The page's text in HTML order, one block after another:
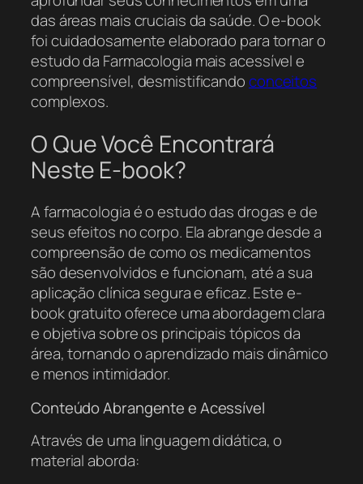
das áreas mais cruciais da saúde. O e-book
foi cuidadosamente elaborado para tornar o
estudo da Farmacologia mais acessível e
compreensível, desmistificandoconceitos
complexos.
O Que Você Encontrará
Neste E-book?
A farmacologia é o estudo das drogas e de
seus efeitos no corpo. Ela abrange desde a
compreensão de como os medicamentos
são desenvolvidos e funcionam, até a sua
aplicação clínica segura e eficaz. Este e-
book gratuito oferece uma abordagem clara
e objetiva sobre os principais tópicos da
área, tornando o aprendizado mais dinâmico
e menos intimidador.
Conteúdo Abrangente e Acessível
Através de uma linguagem didática, o
material aborda: